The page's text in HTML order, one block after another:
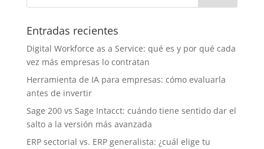
Entradas recientes
Digital Workforce as a Service: qué es y por qué cada
vez más empresas lo contratan
Herramienta de IA para empresas: cómo evaluarla
antes de invertir
Sage 200 vs Sage Intacct: cuándo tiene sentido dar el
salto a la versión más avanzada
ERP sectorial vs. ERP generalista: ¿cuál elige tu